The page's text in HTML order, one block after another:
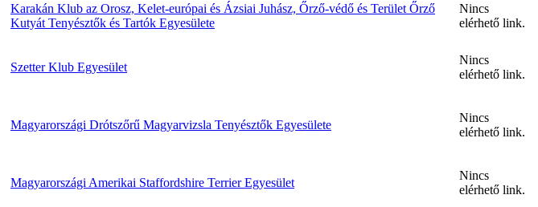
Karakán Klub az Orosz, Kelet-európai és Ázsiai Juhász, Őrző-védő és Terület Őrző
Kutyát Tenyésztők és Tartók Egyesülete
Nincs
elérhető link.
Szetter Klub Egyesület
Nincs
elérhető link.
Magyarországi Drótszőrű Magyarvizsla Tenyésztők Egyesülete
Nincs
elérhető link.
Magyarországi Amerikai Staffordshire Terrier Egyesület
Nincs
elérhető link.